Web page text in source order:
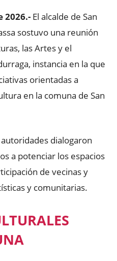
2026.- El alcalde de San
sostuvo una reunión
las Artes y el
instancia en la que
orientadas a
en la comuna de San
dialogaron
a potenciar los espacios
de vecinas y
y comunitarias.